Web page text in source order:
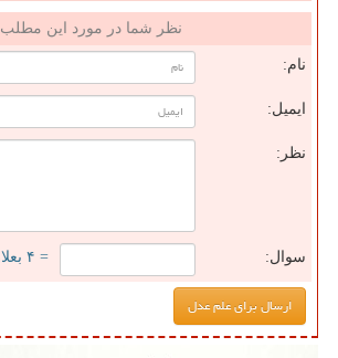
نظر شما در مورد این مطلب
نام:
ایمیل:
نظر:
سوال: = ۴ بعلاوه ۲